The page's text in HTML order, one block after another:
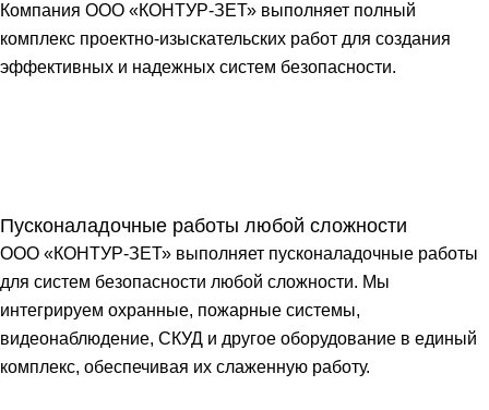
Компания ООО «КОНТУР-ЗЕТ» выполняет полный
комплекс проектно-изыскательских работ для создания
эффективных и надежных систем безопасности.
Пусконаладочные работы любой сложности
ООО «КОНТУР-ЗЕТ» выполняет пусконаладочные работы
для систем безопасности любой сложности. Мы
интегрируем охранные, пожарные системы,
видеонаблюдение, СКУД и другое оборудование в единый
комплекс, обеспечивая их слаженную работу.